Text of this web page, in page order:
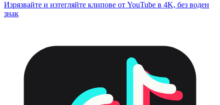
Изрязвайте и изтегляйте клипове от YouTube в 4K, без воден
знак